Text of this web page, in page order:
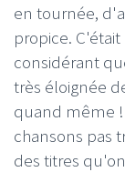
en tournée,
propice.
considérant
très éloignée
quand même !
chansons pas
des titres